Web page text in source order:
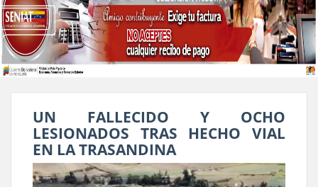
UN FALLECIDO Y OCHO
LESIONADOS TRAS HECHO VIAL
EN LA TRASANDINA